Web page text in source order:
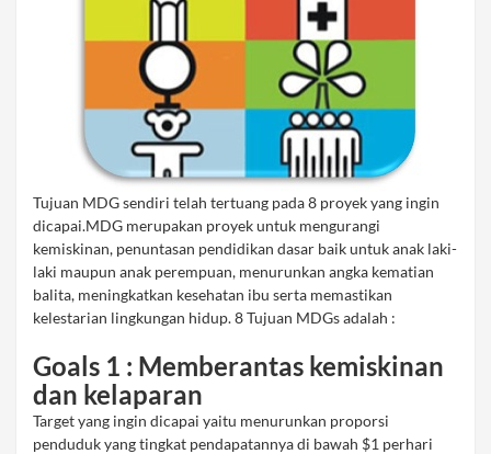
Tujuan MDG sendiri telah tertuang pada 8 proyek yang ingin
dicapai.MDG merupakan proyek untuk mengurangi
kemiskinan, penuntasan pendidikan dasar baik untuk anak laki-
laki maupun anak perempuan, menurunkan angka kematian
balita, meningkatkan kesehatan ibu serta memastikan
kelestarian lingkungan hidup. 8 Tujuan MDGs adalah :
Goals 1 : Memberantas kemiskinan
dan kelaparan
Target yang ingin dicapai yaitu menurunkan proporsi
penduduk yang tingkat pendapatannya di bawah $1 perhari